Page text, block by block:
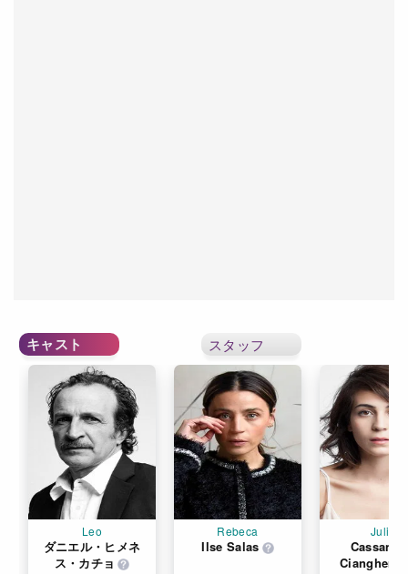
スタッフ
キャスト
Leo
ダニエル・ヒメネ
ス・カチョ
Rebeca
Ilse Salas
Julia